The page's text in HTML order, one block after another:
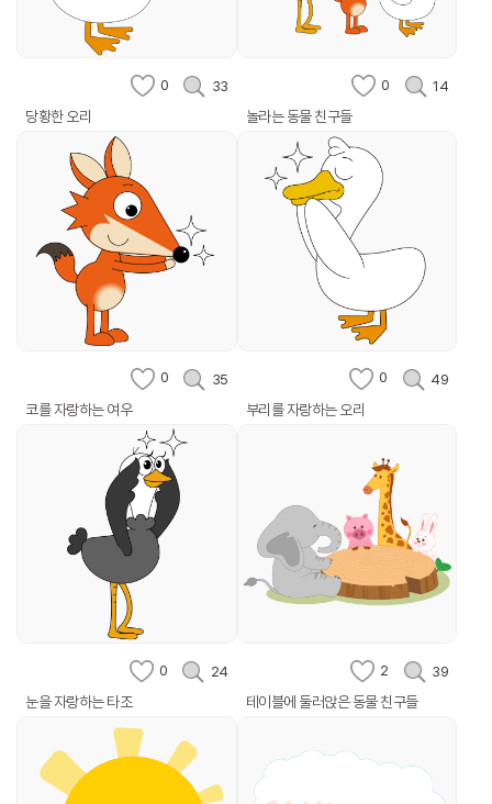
0 33
당황한 오리
0 14
놀라는 동물 친구들
0 35
코를 자랑하는 여우
0 49
부리를 자랑하는 오리
0 24
눈을 자랑하는 타조
2 39
테이블에 둘러앉은 동물 친구들